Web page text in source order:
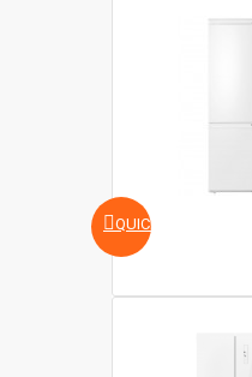
QUICKVIEW